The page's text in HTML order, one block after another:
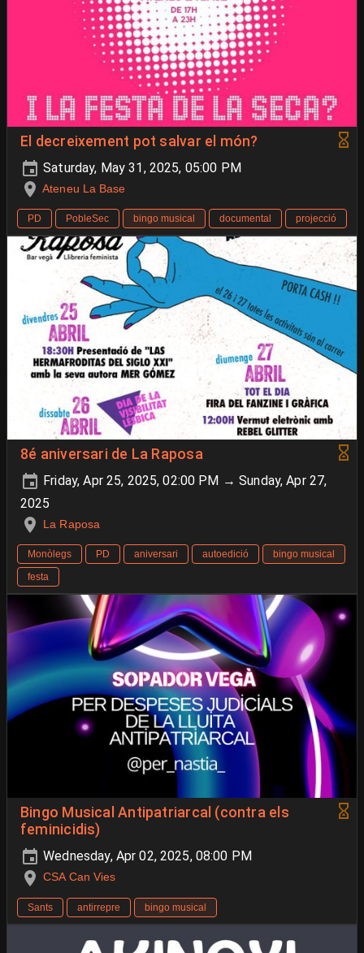
El decreixement pot salvar el món?
Saturday, May 31, 2025, 05:00 PM
Ateneu La Base
PD PobleSec bingo musical documental projecció
8é aniversari de La Raposa
Friday, Apr 25, 2025, 02:00 PM → Sunday, Apr 27,
2025
La Raposa
Monòlegs PD aniversari autoedició
bingo musical
festa
Bingo Musical Antipatriarcal (contra els
feminicidis)
Wednesday, Apr 02, 2025, 08:00 PM
CSA Can Vies
Sants antirrepre bingo musical